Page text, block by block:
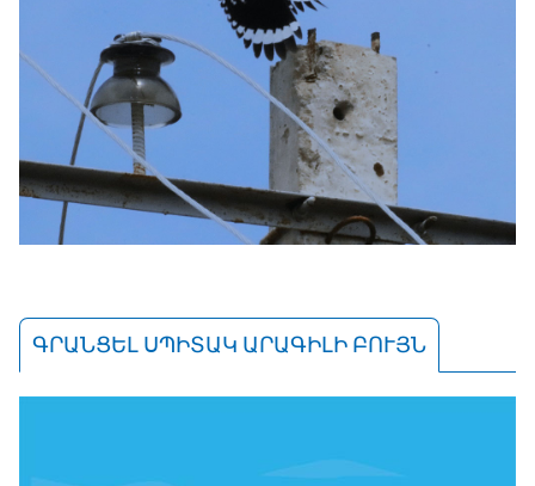
ԳՐԱՆՑԵԼ ՍՊԻՏԱԿ ԱՐԱԳԻԼԻ ԲՈՒՅՆ